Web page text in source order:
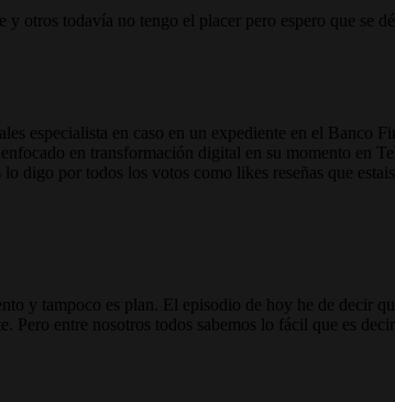
otros todavía no tengo el placer pero espero que se dé
especialista en caso en un expediente en el Banco
en transformación digital en su momento en
digo por todos los votos como likes reseñas que
y tampoco es plan. El episodio de hoy he de decir
entre nosotros todos sabemos lo fácil que es